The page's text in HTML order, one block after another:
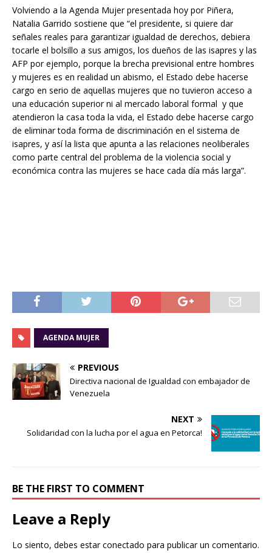
Volviendo a la Agenda Mujer presentada hoy por Piñera,
Natalia Garrido sostiene que “el presidente, si quiere dar
señales reales para garantizar igualdad de derechos, debiera
tocarle el bolsillo a sus amigos, los dueños de las isapres y las
AFP por ejemplo, porque la brecha previsional entre hombres
y mujeres es en realidad un abismo, el Estado debe hacerse
cargo en serio de aquellas mujeres que no tuvieron acceso a
una educación superior ni al mercado laboral formal y que
atendieron la casa toda la vida, el Estado debe hacerse cargo
de eliminar toda forma de discriminación en el sistema de
isapres, y así la lista que apunta a las relaciones neoliberales
como parte central del problema de la violencia social y
económica contra las mujeres se hace cada día más larga”.
AGENDA MUJER
PREVIOUS
Directiva nacional de Igualdad con embajador de
Venezuela
NEXT
Solidaridad con la lucha por el agua en Petorca!
BE THE FIRST TO COMMENT
Leave a Reply
Lo siento, debes estarconectado para publicar un comentario.